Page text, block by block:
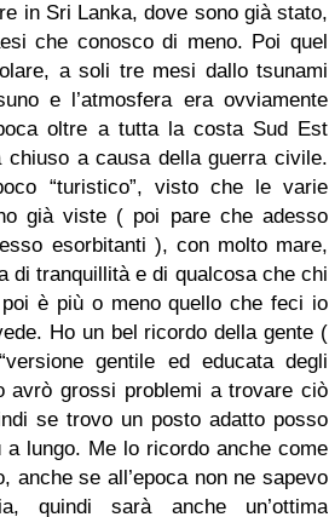
in Sri Lanka, dove sono già stato,
che conosco di meno. Poi quel
a soli tre mesi dallo tsunami
e l’atmosfera era ovviamente
oltre a tutta la costa Sud Est
a causa della guerra civile.
“turistico”, visto che le varie
già viste ( poi pare che adesso
esorbitanti ), con molto mare,
di tranquillità e di qualcosa che chi
è più o meno quello che feci io
Ho un bel ricordo della gente (
gentile ed educata degli
avrò grossi problemi a trovare ciò
se trovo un posto adatto posso
a lungo. Me lo ricordo anche come
anche se all’epoca non ne sapevo
quindi sarà anche un’ottima